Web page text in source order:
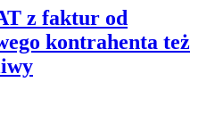
z faktur od
kontrahenta też